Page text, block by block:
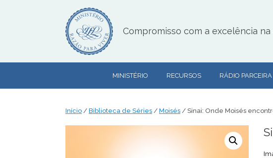
Compromisso com a excelência
MINISTÉRIO RECURSOS RÁDIO PARCEIRA
Início / Biblioteca de Séries / Moisés / Sinai: Onde Moisés